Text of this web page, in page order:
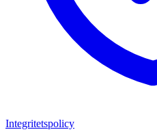
Integritetspolicy